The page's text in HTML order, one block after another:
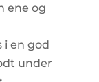
ene og
i en god
under